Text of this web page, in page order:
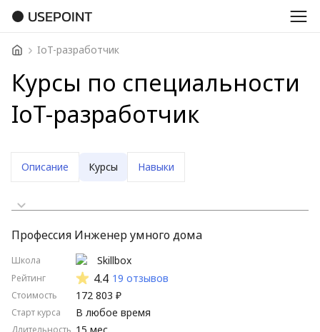
USEPOINT
IoT-разработчик
Курсы по специальности
IoT-разработчик
Описание Курсы Навыки
Сначала дорогие
Стартуют скоро
Стартуют нескоро
Профессия Инженер умного дома
Школа
Рейтинг
Стоимость
Старт курса
Длительность
Skillbox
4.4 19 отзывов
172 803 ₽
В любое время